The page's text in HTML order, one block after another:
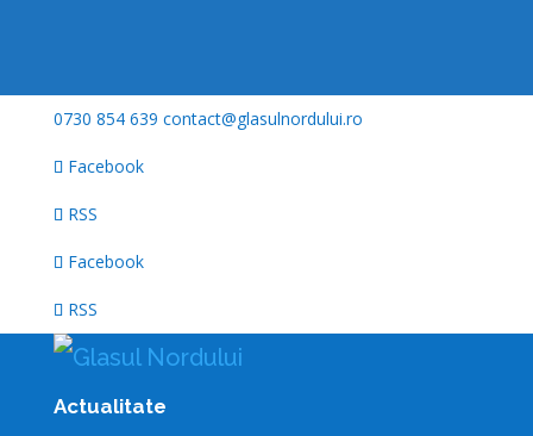
0730 854 639 contact@glasulnordului.ro
Facebook
RSS
Facebook
RSS
Actualitate